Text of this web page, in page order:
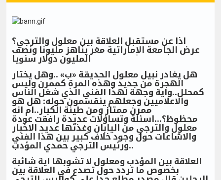
اذا عن مستقبل العلاقة بين معلول والترجي؟
عرض الجامعة الإماراتية مغر يناهز مليونا ونصف
المليون دولار سنويا
هل يغادر نبيل معلول الحديقة «ب» ..وهل يختار
الهجرة من جديد وهذه المرة كممرن وليس
كمحلل..واية وجهة لهذا الفني الذي شغل الناس
والاعلاميين وجعلهم ينقسمون حوله: هل هو
ممرن ممتاز ومن طينة الكبار..ام انه
محظوظ؟...اسئلة وتساؤلات عديدة رافقت عودة
معلول والترجي من اليابان وغذتها عديد الاخبار
والاشاعات حول وجود خلاف كبير بين هذا الفني
ورئيس الترجي حمدي المؤدب..
العلاقة بين المؤدب ومعلول لا تشوبها اية شائبة
بخصوص ما تردد حول تصدع في العلاقة بين